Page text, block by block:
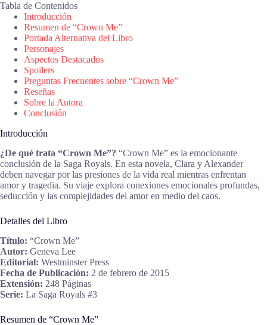
Tabla de Contenidos
Introducción
Resumen de “Crown Me”
Portada Alternativa del Libro
Personajes
Aspectos Destacados
Spoilers
Preguntas Frecuentes sobre “Crown Me”
Reseñas
Sobre la Autora
Conclusión
Introducción
¿De qué trata “Crown Me”? “Crown Me” es la emocionante
conclusión de la Saga Royals. En esta novela, Clara y Alexander
deben navegar por las presiones de la vida real mientras enfrentan
amor y tragedia. Su viaje explora conexiones emocionales profundas,
seducción y las complejidades del amor en medio del caos.
Detalles del Libro
Título: “Crown Me”
Autor: Geneva Lee
Editorial: Westminster Press
Fecha de Publicación: 2 de febrero de 2015
Extensión: 248 Páginas
Serie: La Saga Royals #3
Resumen de “Crown Me”